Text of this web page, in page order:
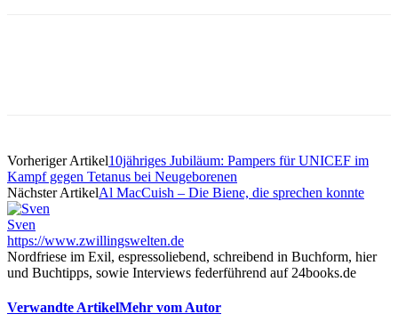
Vorheriger Artikel10jähriges Jubiläum: Pampers für UNICEF im
Kampf gegen Tetanus bei Neugeborenen
Nächster ArtikelAl MacCuish – Die Biene, die sprechen konnte
Sven
https://www.zwillingswelten.de
Nordfriese im Exil, espressoliebend, schreibend in Buchform, hier
und Buchtipps, sowie Interviews federführend auf 24books.de
Verwandte ArtikelMehr vom Autor